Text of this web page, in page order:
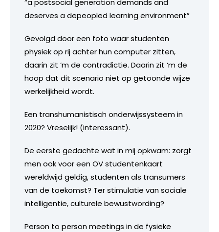
deserves a depeopled learning environment”
Gevolgd door een foto waar studenten
physiek op rij achter hun computer zitten,
daarin zit ‘m de contradictie. Daarin zit ‘m de
hoop dat dit scenario niet op getoonde wijze
werkelijkheid wordt.
Een transhumanistisch onderwijssysteem in
2020? Vreselijk! (interessant).
De eerste gedachte wat in mij opkwam: zorgt
men ook voor een OV studentenkaart
wereldwijd geldig, studenten als transumers
van de toekomst? Ter stimulatie van sociale
intelligentie, culturele bewustwording?
Person to person meetings in de fysieke